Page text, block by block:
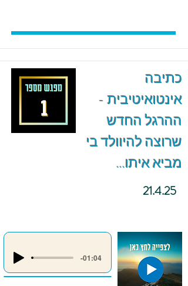
כתיבה
אינטואיטיבית -
ההרגל החדש
שרוצה להיוולד בי
מביא איתו...
21.4.25
-01:04